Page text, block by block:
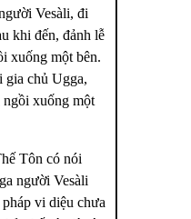
Vesàli, đi
khi đến, đảnh lễ
xuống một bên.
gia chủ Ugga,
ngồi xuống một
Tôn có nói
người Vesàli
vi diệu chưa